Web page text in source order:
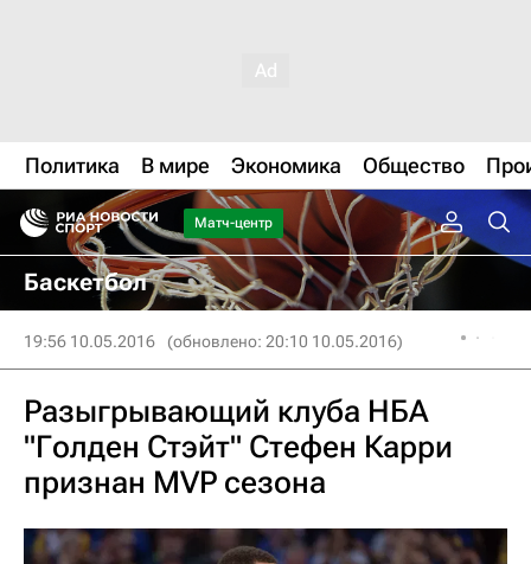
Политика В мире Экономика Общество
Матч-центр
Баскетбол
19:56 10.05.2016 (обновлено: 20:10 10.05.2016)
Разыгрывающий клуба НБА
"Голден Стэйт" Стефен Карри
признан MVP сезона